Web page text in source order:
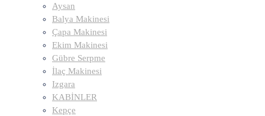
Aysan
Balya Makinesi
Çapa Makinesi
Ekim Makinesi
Gübre Serpme
İlaç Makinesi
Izgara
KABİNLER
Kepçe